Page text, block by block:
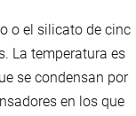
o el silicato de cinc
La temperatura es
se condensan por
en los que